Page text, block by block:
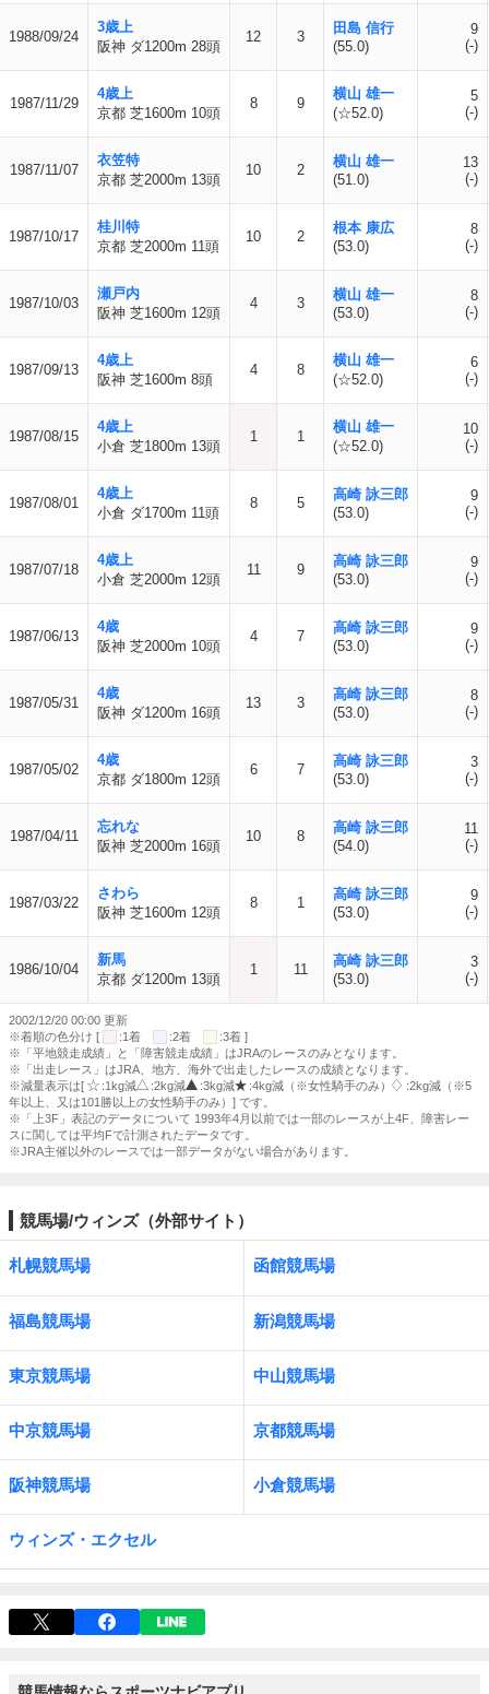
1988/09/24
3歳上
阪神 ダ1200m 28頭
12 3
田島 信行
(55.0)
9
(-)
1987/11/29
4歳上
京都 芝1600m 10頭
8 9
横山 雄一
(☆52.0)
5
(-)
1987/11/07
衣笠特
京都 芝2000m 13頭
10 2
横山 雄一
(51.0)
13
(-)
1987/10/17
桂川特
京都 芝2000m 11頭
10 2
根本 康広
(53.0)
8
(-)
1987/10/03
瀬戸内
阪神 芝1600m 12頭
4 3
横山 雄一
(53.0)
8
(-)
1987/09/13
4歳上
阪神 芝1600m 8頭
4 8
横山 雄一
(☆52.0)
6
(-)
1987/08/15
4歳上
小倉 芝1800m 13頭
1 1
横山 雄一
(☆52.0)
10
(-)
1987/08/01
4歳上
小倉 ダ1700m 11頭
8 5
高崎 詠三郎
(53.0)
9
(-)
1987/07/18
4歳上
小倉 芝2000m 12頭
11 9
高崎 詠三郎
(53.0)
9
(-)
1987/06/13
4歳
阪神 芝2000m 10頭
4 7
高崎 詠三郎
(53.0)
9
(-)
1987/05/31
4歳
阪神 ダ1200m 16頭
13 3
高崎 詠三郎
(53.0)
8
(-)
1987/05/02
4歳
京都 ダ1800m 12頭
6 7
高崎 詠三郎
(53.0)
3
(-)
1987/04/11
忘れな
阪神 芝2000m 16頭
10 8
高崎 詠三郎
(54.0)
11
(-)
1987/03/22
さわら
阪神 芝1600m 12頭
8 1
高崎 詠三郎
(53.0)
9
(-)
1986/10/04
新馬
京都 ダ1200m 13頭
1 11
高崎 詠三郎
(53.0)
3
(-)
2002/12/20 00:00 更新
※着順の色分け [
:1着 :2着
:3着 ]
※「平地競走成績」と「障害競走成績」はJRAのレースのみとなります。
※「出走レース」はJRA、地方、海外で出走したレースの成績となります。
※減量表示は[
:1kg減 :2kg減 :3kg減 :4kg減（※女性騎手のみ）
:2kg減（※5
年以上、又は101勝以上の女性騎手のみ）] です。
※「上3F」表記のデータについて 1993年4月以前では一部のレースが上4F、障害レー
スに関しては平均Fで計測されたデータです。
※JRA主催以外のレースでは一部データがない場合があります。
競馬場/ウィンズ（外部サイト）
札幌競馬場 函館競馬場
福島競馬場 新潟競馬場
東京競馬場 中山競馬場
中京競馬場 京都競馬場
阪神競馬場 小倉競馬場
ウィンズ・エクセル